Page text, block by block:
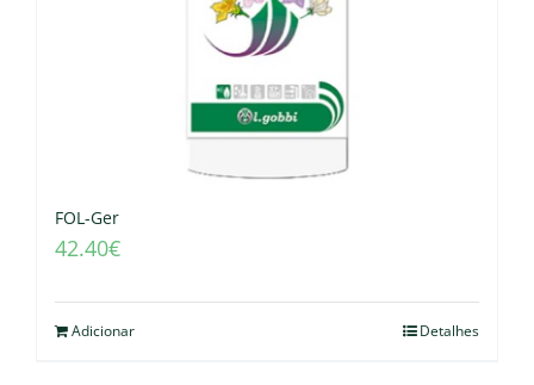
FOL-Ger
42.40€
Adicionar Detalhes